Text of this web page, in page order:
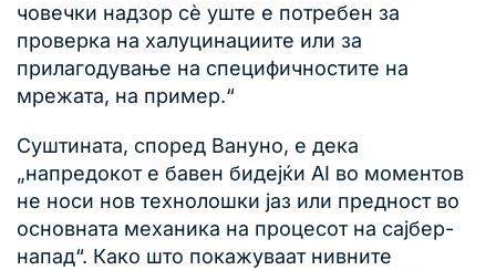
човечки надзор сè уште е потребен за
проверка на халуцинациите или за
прилагодување на специфичностите на
мрежата, на пример.“
Суштината, според Вануно, е дека
„напредокот е бавен бидејќи AI во моментов
не носи нов технолошки јаз или предност во
основната механика на процесот на сајбер-
напад“. Како што покажуваат нивните